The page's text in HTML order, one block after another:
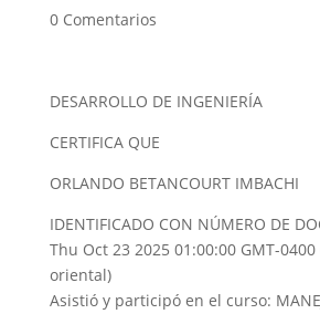
0 Comentarios
DESARROLLO DE INGENIERÍA
CERTIFICA QUE
ORLANDO BETANCOURT IMBACHI
IDENTIFICADO CON NÚMERO DE
Thu Oct 23 2025 01:00:00 GMT-
oriental)
Asistió y participó en el curso: